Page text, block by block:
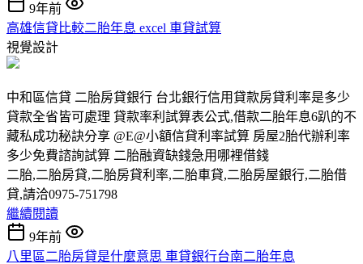
9年前
高雄信貸比較二胎年息 excel 車貸試算
視覺設計
中和區信貸 二胎房貸銀行 台北銀行信用貸款房貸利率是多少
貸款全省皆可處理 貸款率利試算表公式,借款二胎年息6趴的不
藏私成功秘訣分享 @E@小額信貸利率試算 房屋2胎代辦利率
多少免費諮詢試算 二胎融資缺錢急用哪裡借錢
二胎,二胎房貸,二胎房貸利率,二胎車貸,二胎房屋銀行,二胎借
貸,請洽0975-751798
繼續閱讀
9年前
八里區二胎房貸是什麼意思 車貸銀行台南二胎年息